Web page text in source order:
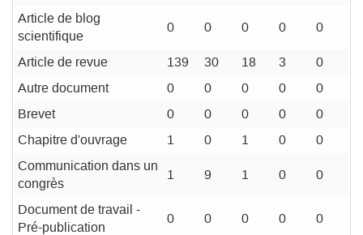
Article de blog
scientifique
0 0 0 0 0
Article de revue 139 30 18 3
0
Autre document
0 0 0 0
0
Brevet
0 0 0 0
0
Chapitre d'ouvrage
1 0 1 0
0
Communication dans un
congrès
1 9 1 0 0
Document de travail -
Pré-publication
0 0 0 0 0